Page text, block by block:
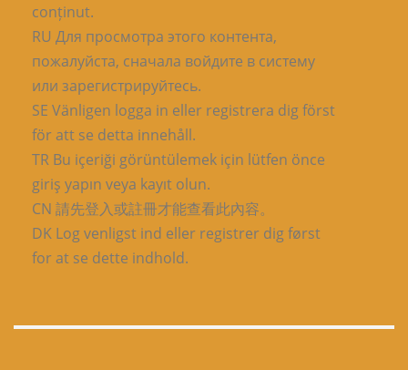
conținut.
RU Для просмотра этого контента,
пожалуйста, сначала войдите в систему
или зарегистрируйтесь.
SE Vänligen logga in eller registrera dig först
för att se detta innehåll.
TR Bu içeriği görüntülemek için lütfen önce
giriş yapın veya kayıt olun.
CN 請先登入或註冊才能查看此內容。
DK Log venligst ind eller registrer dig først
for at se dette indhold.